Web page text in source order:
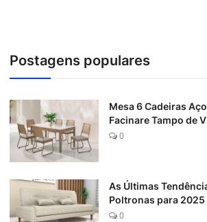
Postagens populares
Mesa 6 Cadeiras
Facinare Tampo de
0
As Últimas
Poltronas para 2025
0